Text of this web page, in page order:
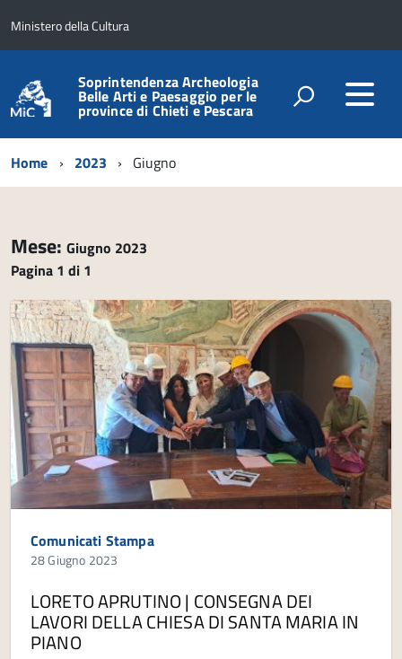
Ministero della Cultura
Soprintendenza Archeologia
Belle Arti e Paesaggio per le
province di Chieti e Pescara
Home 2023 Giugno
Mese: Giugno 2023
Pagina 1 di 1
Comunicati Stampa
28 Giugno 2023
LORETO APRUTINO | CONSEGNA DEI
LAVORI DELLA CHIESA DI SANTA MARIA IN
PIANO